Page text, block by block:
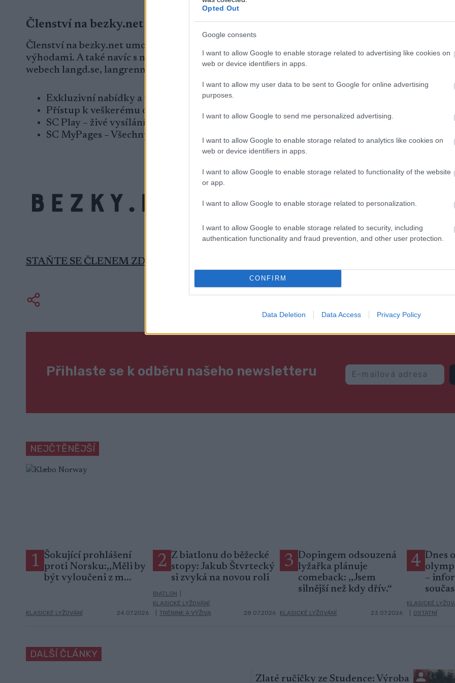
Opted Out
Google consents
I want to allow Google to enable storage related to advertising like cookies on
web or device identifiers in apps.
I want to allow my user data to be sent to Google for online advertising
purposes.
I want to allow Google to send me personalized advertising.
I want to allow Google to enable storage related to analytics like cookies on
web or device identifiers in apps.
I want to allow Google to enable storage related to functionality of the website
or app.
I want to allow Google to enable storage related to personalization.
I want to allow Google to enable storage related to security, including
authentication functionality and fraud prevention, and other user protection.
CONFIRM
Data Deletion Data Access Privacy Policy
Členství na bezky.net
Členství na bezky.net umožňuje, abyste se stali součástí přední světové lyžařské komunity s
výhodami. A také navíc s neomezeným přístupem k článkům nabezky.neta ostatních
webech langd.se, langrenn.com, maastohiihto.com, proxcskiing.com, SC Play a SC MyPages.
Exkluzivní nabídky a výhody
Přístup k veškerému obsahu
SC Play – živé vysílání
SC MyPages – Všechny výsledky Ski Classics na jednom místě
STAŇTE SE ČLENEM ZDE
Přihlaste se k odběru našeho newsletteru
NEJČTĚNĚJŠÍ
1 Šokující prohlášení
proti Norsku:,,Měli by
být vyloučeni z m...
KLASICKÉ LYŽOVÁNÍ 24.07.2026
2 Z biatlonu do běžecké
stopy: Jakub Štvrtecký
si zvyká na novou roli
BIATLON
KLASICKÉ LYŽOVÁNÍ
TRÉNINK A VÝŽIVA 28.07.2026
3 Dopingem odsouzená
lyžařka plánuje
comeback: ,,Jsem
silnější než kdy dřív.“
KLASICKÉ LYŽOVÁNÍ 23.07.2026
4 Dnes
–
KLASICKÉ
OSTATNÍ
DALŠÍ ČLÁNKY
Zlaté ručičky ze Studence: Výroba